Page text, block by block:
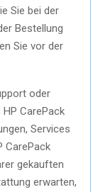
Sie bei der
Bestellung
Sie vor der
oder
CarePack
Services
CarePack
gekauften
erwarten,